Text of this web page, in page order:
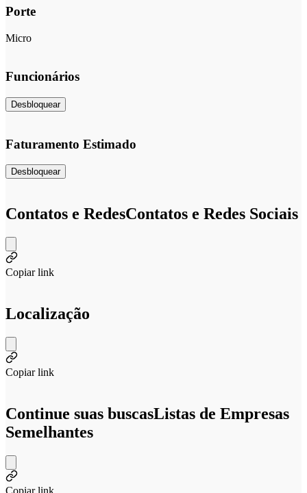
Porte
Micro
Funcionários
Desbloquear
Faturamento Estimado
Desbloquear
Contatos e RedesContatos e Redes Sociais
Copiar link
Localização
Copiar link
Continue suas buscasListas de Empresas
Semelhantes
Copiar link